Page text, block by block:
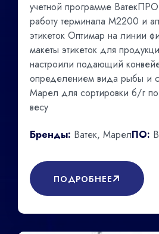
учетной программе
работу терминала М2200 и
этикеток Оптимар на линии
макеты этикеток для
настроили подающий
определением вида рыбы и
Марел для сортировки б/г
весу
Бренды: Ватек, МарелПО:
ПОДРОБНЕЕ